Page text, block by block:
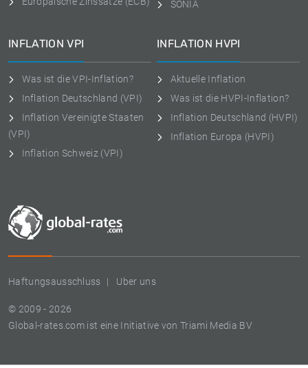
Haftungsausschluss Uber uns
© 2009 - 2026
Global-rates.com ist eine Initiative von Triami Media BV
SONIA
INFLATION VPI
Was ist die VPI-Inflation?
Inflation Deutschland (VPI)
Inflation Vereinigte Staaten
(VPI)
Inflation Schweiz (VPI)
INFLATION HVPI
Aktuelle Inflation
Was ist die HVPI-Inflation?
Inflation Deutschland (HVPI)
Inflation Europa (HVPI)